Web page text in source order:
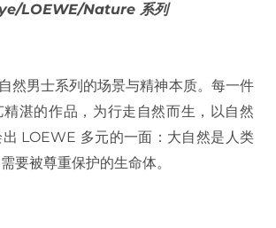
LOEWE/Nature 系列
然男士系列的场景与精神本质。每一件
湛的作品，为行走自然而生，以自然
LOEWE 多元的一面：大自然是人类
要被尊重保护的生命体。